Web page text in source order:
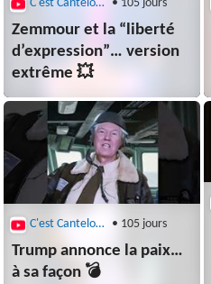
C'est Canteloup • 105 jours
Zemmour et la “liberté
d’expression”… version
extrême 💥
C'est Canteloup • 105 jours
Trump annonce la paix…
à sa façon 💣